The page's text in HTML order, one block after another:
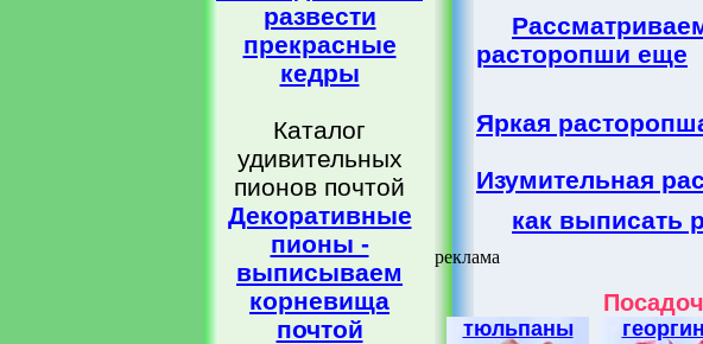
развести
прекрасные
кедры
Каталог
удивительных
пионов почтой
Декоративные
пионы -
выписываем
корневища
почтой
расторопши еще
Яркая
Изумительная
как выписать
реклама
тюльпаны